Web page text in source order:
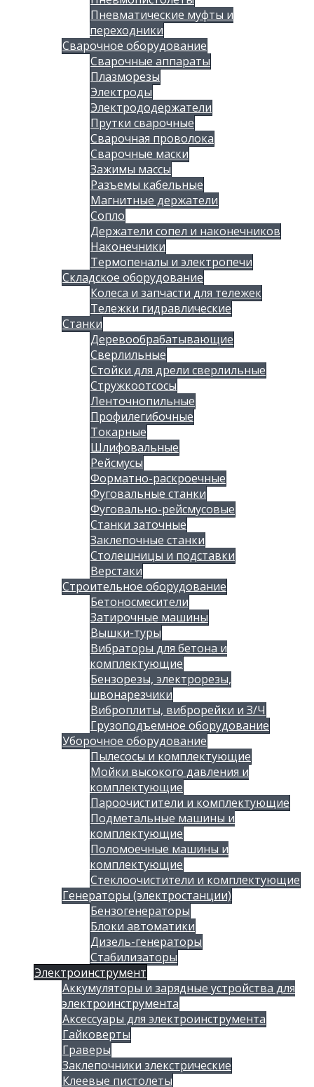
Пневматические муфты и
переходники
Сварочное оборудование
Сварочные аппараты
Плазморезы
Электроды
Электрододержатели
Прутки сварочные
Сварочная проволока
Сварочные маски
Зажимы массы
Разъемы кабельные
Магнитные держатели
Сопло
Держатели сопел и наконечников
Наконечники
Термопеналы и электропечи
Складское оборудование
Колеса и запчасти для тележек
Тележки гидравлические
Станки
Деревообрабатывающие
Сверлильные
Стойки для дрели сверлильные
Стружкоотсосы
Ленточнопильные
Профилегибочные
Токарные
Шлифовальные
Рейсмусы
Форматно-раскроечные
Фуговальные станки
Фуговально-рейсмусовые
Станки заточные
Заклепочные станки
Столешницы и подставки
Верстаки
Строительное оборудование
Бетоносмесители
Затирочные машины
Вышки-туры
Вибраторы для бетона и
комплектующие
Бензорезы, электрорезы,
швонарезчики
Виброплиты, виброрейки и З/Ч
Грузоподъемное оборудование
Уборочное оборудование
Пылесосы и комплектующие
Мойки высокого давления и
комплектующие
Пароочистители и комплектующие
Подметальные машины и
комплектующие
Поломоечные машины и
комплектующие
Стеклоочистители и комплектующие
Генераторы (электростанции)
Бензогенераторы
Блоки автоматики
Дизель-генераторы
Стабилизаторы
Электроинструмент
Аккумуляторы и зарядные устройства для
электроинструмента
Аксессуары для электроинструмента
Гайковерты
Граверы
Заклепочники злекстрические
Клеевые пистолеты